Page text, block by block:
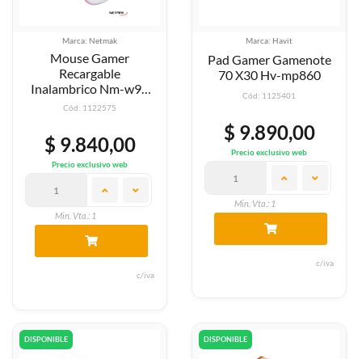
Marca: Netmak
Mouse Gamer
Recargable
Inalambrico Nm-w90
Blanco
Cód: 1122575
$ 9.840,00
Precio exclusivo web
Min. Vta.: 1
c/iva
Marca: Havit
Pad Gamer Gamenote
70 X30 Hv-mp860
Cód: 1125401
$ 9.890,00
Precio exclusivo web
Min. Vta.: 1
c/iva
DISPONIBLE DISPONIBLE